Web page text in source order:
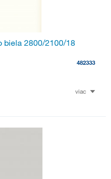
biela 2800/2100/18
482333
viac